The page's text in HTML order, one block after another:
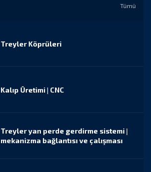
Tümü
Treyler Köprüleri
Kalıp Üretimi | CNC
Treyler yan perde gerdirme sistemi |
mekanizma bağlantısı ve çalışması